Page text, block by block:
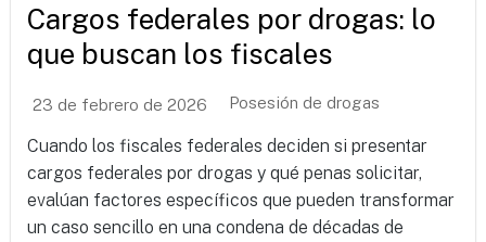
Cargos federales por drogas: lo
que buscan los fiscales
23 de febrero de 2026 Posesión de drogas
Cuando los fiscales federales deciden si presentar
cargos federales por drogas y qué penas solicitar,
evalúan factores específicos que pueden transformar
un caso sencillo en una condena de décadas de